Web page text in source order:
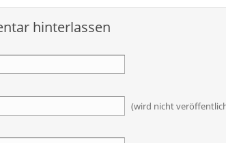
hinterlassen
(wird nicht